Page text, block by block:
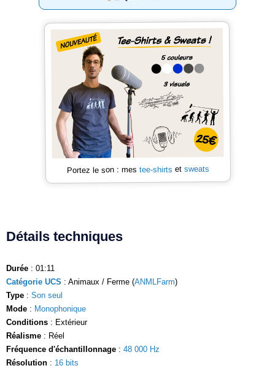
Portez le son : mes tee-shirts et sweats
Détails techniques
Durée : 01:11
Catégorie UCS : Animaux / Ferme (ANMLFarm)
Type : Son seul
Mode : Monophonique
Conditions : Extérieur
Réalisme : Réel
Fréquence d'échantillonnage : 48 000 Hz
Résolution : 16 bits